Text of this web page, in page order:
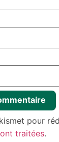
pour
traitées.